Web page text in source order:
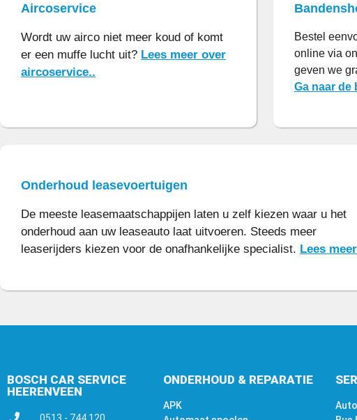
Aircoservice
Wordt uw airco niet meer koud of komt
er een muffe lucht uit? Lees meer over
aircoservice..
Bestel
online via
geven we
Ga naar de
Onderhoud leasevoertuigen
De meeste leasemaatschappijen laten u zelf kiezen waar u het
onderhoud aan uw leaseauto laat uitvoeren. Steeds meer
leaserijders kiezen voor de onafhankelijke specialist. Lees
BOSCH CAR SERVICE
HEERENVEEN
0513 - 744 120
ONDERHOUD & REPARATIE
APK